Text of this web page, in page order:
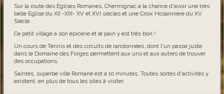
Sur la route des Eglises Romanes, Chermignac a la chance d'avoir une très
belle Eglise du XII -XIII- XV et XVI siècles et une Croix Hosannière du XV
Siècle.
Ce petit village a son épicerie et le pain y est très bon !
Un cours de Tennis et des circuits de randonnées, dont l'un passe juste
dans le Domaine des Forges permettent aux uns et aux autres de trouver
des occupations.
Saintes, superbe ville Romane est à 10 minutes. Toutes sortes d'activités y
existent, en plus de tous les sites à visiter.